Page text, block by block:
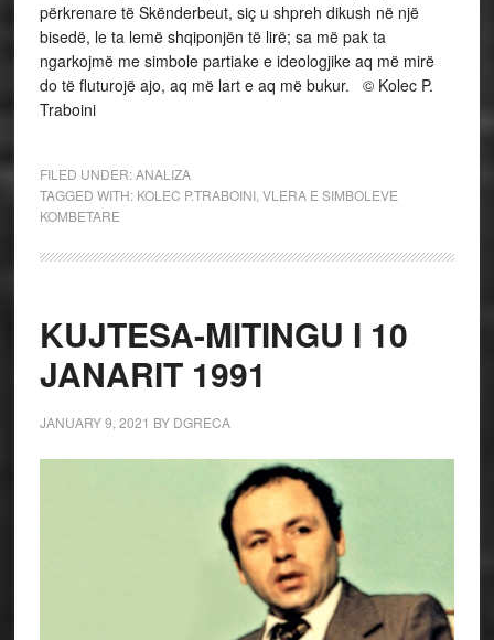
përkrenare të Skënderbeut, siç u shpreh dikush në një
bisedë, le ta lemë shqiponjën të lirë; sa më pak ta
ngarkojmë me simbole partiake e ideologjike aq më mirë
do të fluturojë ajo, aq më lart e aq më bukur. © Kolec P.
Traboini
FILED UNDER:ANALIZA
TAGGED WITH: KOLEC P.TRABOINI, VLERA E SIMBOLEVE
KOMBETARE
KUJTESA-MITINGU I 10
JANARIT 1991
JANUARY 9, 2021 BY DGRECA